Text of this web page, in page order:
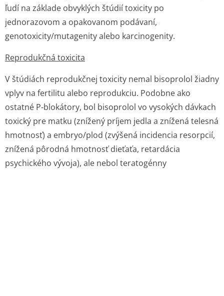
ľudí na základe obvyklých štúdií toxicity po
jednorazovom a opakovanom podávaní,
genotoxicity/mu­tagenity alebo karcinogenity.
Reprodukčná toxicita
V štúdiách reprodukčnej toxicity nemal bisoprolol žiadny
vplyv na fertilitu alebo reprodukciu. Podobne ako
ostatné P-blokátory, bol bisoprolol vo vysokých dávkach
toxický pre matku (znížený príjem jedla a znížená telesná
hmotnosť) a embryo/plod (zvýšená incidencia resorpcií,
znížená pôrodná hmotnosť dieťaťa, retardácia
psychického vývoja), ale nebol teratogénny